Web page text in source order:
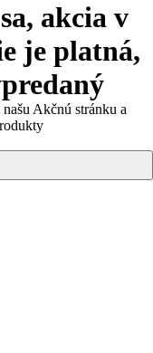
akcia v
je platná,
Akčnú stránku a